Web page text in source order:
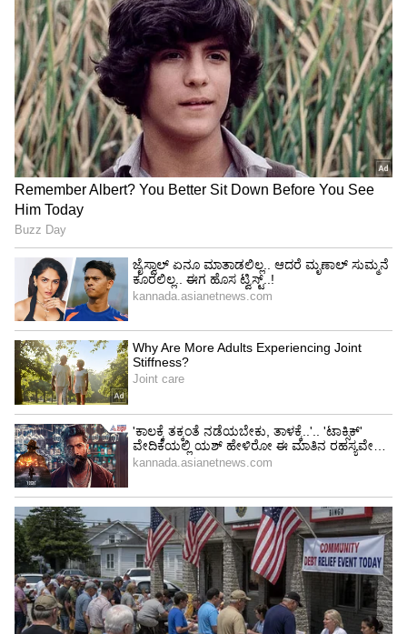
4
4
Image Credit :Getty
ಆಧುನಿಕ ಫೋನ್‌ಗಳಲ್ಲಿ ಪರಿಹಾರವಿದೆ
ಇತ್ತೀಚಿನ iPhone ಮತ್ತು Android ಫೋನ್‌ಗಳಲ್ಲಿ
Optimized Charging, Adaptive Charging ಹಾಗೂ